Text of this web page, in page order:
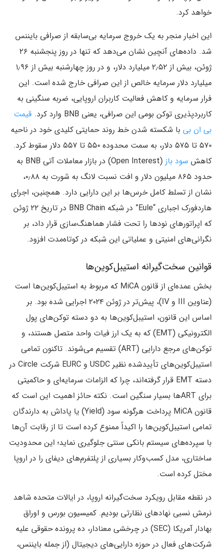
خواهد کرد.
این اخبار منجر به یک خروج سرمایه بی‌سابقه از صرافی بایننس
شد. داده‌های آنچین نشان می‌دهد که تنها در روز پنجشنبه ۲۶
ژوئن، بیش از ۲٫۵۲ میلیارد دلار، و در روز چهارشنبه بیش از ۱٫۹۶
میلیارد دلار سرمایه خالص از این صرافی خارج شده است. این
فرار سرمایه و کاهش فعالیت کاربران اروپایی، ضربه سنگینی به
کاربردپذیری توکن بومی این صرافی، یعنی BNB وارد کرد.
قیمت
بی ان بی با شکسته شدن خط روند حمایتی کلیدی خود در ناحیه
۵۷۰ تا ۵۷۵ دلار، به سمت محدوده ۵۵۰ تا ۵۵۷ دلار سقوط کرد.
کاهش سود باز
(Open Interest) در بازار معاملات آتی BNB به
حدود ۸۶۵ میلیون دلار و افت نسبت لانگ به شورت به ۰٫۸۸،
نشان از تسلط کامل خرس‌ها بر این دارایی دارد. همچنین، اجرای
هاردفورک اجباری “Eule” در شبکه BNB Chain در تاریخ ۲۲ ژوئن
که اپراتورهای نودها را تحت فشار هماهنگ‌سازی قرار داد، بر
نگرانی‌های امنیتی و عملیاتی این شبکه در کوتاه‌مدت افزود.
قوانین سخت‌گیرانه استیبل‌کوین‌ها
بخش عمده‌ای از قانون MiCA که مربوط به استیبل‌کوین‌ها است
(عناوین III و IV)، پیش‌تر در ژوئن ۲۰۲۴ اجرایی شده بود. بر
اساس این قانون، استیبل‌کوین‌ها به دو دسته توکن‌های پول
الکترونیکی (EMT) که به یک ارز فیات واحد متصل هستند، و
توکن‌های مرجع دارایی (ART) تقسیم می‌شوند. تاکنون تمامی
استیبل‌کوین‌های تأییدشده نظیر USDC و EURC شرکت Circle در
دسته EMT قرار گرفته‌اند، چرا که الزامات سرمایه‌ای و حاکمیتی
برای ARTها بسیار سنگین است. نکته حائز اهمیت این است که
قانون MiCA پرداخت هرگونه سود (Yield) یا پاداش به دارندگان
تمامی استیبل‌کوین‌ها را اکیداً ممنوع کرده است تا از رقابت آن‌ها
با سپرده‌های سیستم بانکی سنتی جلوگیری نماید؛ این محدودیت
ساختاری، مدل کسب‌وکار بسیاری از پلتفرم‌های دیفای را در اروپا
مختل کرده است.
در نقطه مقابل رویکرد سخت‌گیرانه اروپا، در ایالات متحده شاهد
نرمش نسبی نهادهای نظارتی بودیم. کمیسیون بورس و اوراق
بهادار آمریکا (SEC) در چرخشی معنادار، ده پرونده حقوقی علیه
شرکت‌های فعال در حوزه دارایی‌های دیجیتال (از جمله بایننس،